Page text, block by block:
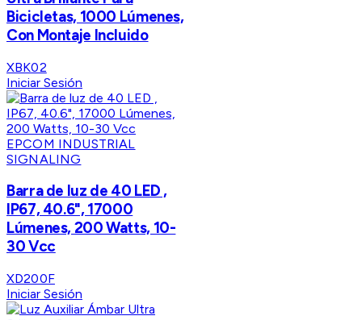
Bicicletas, 1000 Lúmenes,
Con Montaje Incluido
XBK02
Iniciar Sesión
EPCOM INDUSTRIAL
SIGNALING
Barra de luz de 40 LED ,
IP67, 40.6", 17000
Lúmenes, 200 Watts, 10-
30 Vcc
XD200F
Iniciar Sesión